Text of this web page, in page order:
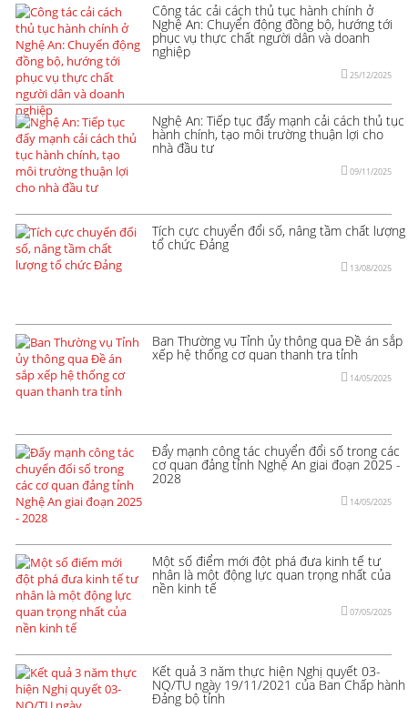
Công tác cải cách thủ tục hành chính ở
Nghệ An: Chuyển động đồng bộ, hướng tới
phục vụ thực chất người dân và doanh
nghiệp
25/12/2025
Nghệ An: Tiếp tục đẩy mạnh cải cách thủ tục
hành chính, tạo môi trường thuận lợi cho
nhà đầu tư
09/11/2025
Tích cực chuyển đổi số, nâng tầm chất lượng
tổ chức Đảng
13/08/2025
Ban Thường vụ Tỉnh ủy thông qua Đề án sắp
xếp hệ thống cơ quan thanh tra tỉnh
14/05/2025
Đẩy mạnh công tác chuyển đổi số trong các
cơ quan đảng tỉnh Nghệ An giai đoạn 2025 -
2028
14/05/2025
Một số điểm mới đột phá đưa kinh tế tư
nhân là một động lực quan trọng nhất của
nền kinh tế
07/05/2025
Kết quả 3 năm thực hiện Nghị quyết 03-
NQ/TU ngày 19/11/2021 của Ban Chấp hành
Đảng bộ tỉnh